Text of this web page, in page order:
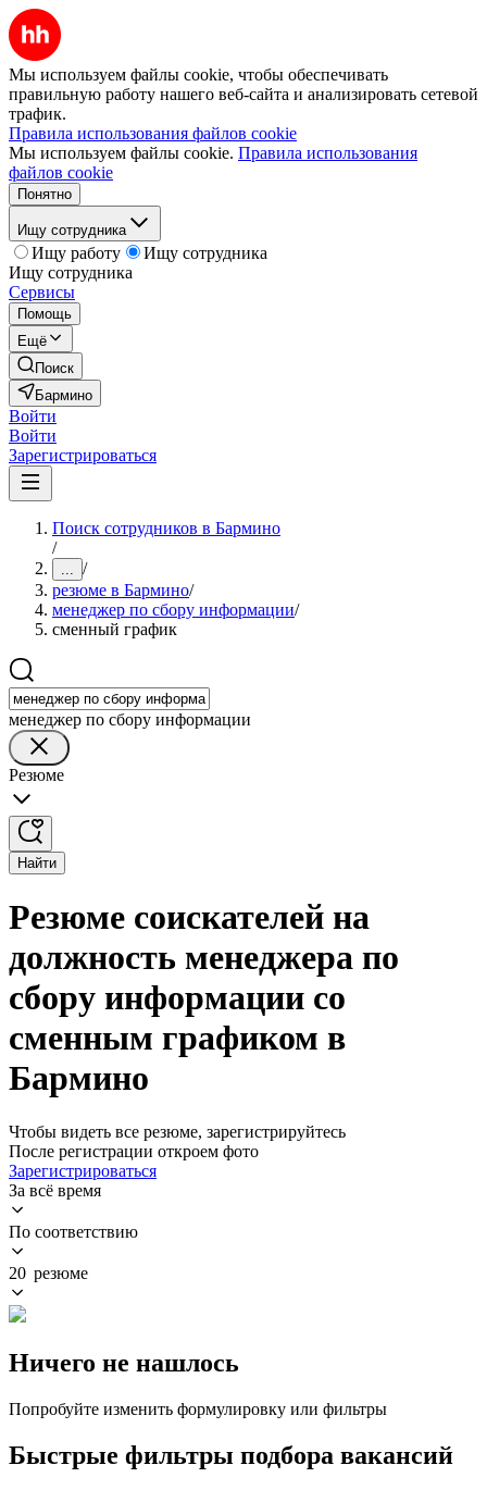
Мы используем файлы cookie, чтобы обеспечивать
правильную работу нашего веб-сайта и анализировать сетевой
трафик.
Правила использования файлов cookie
Мы используем файлы cookie. Правила использования
файлов cookie
Понятно
Ищу сотрудника
Ищу работу
Ищу сотрудника
Ищу сотрудника
Сервисы
Помощь
Ещё
Поиск
Бармино
Войти
Войти
Зарегистрироваться
Поиск сотрудников в Бармино
/
... /
резюме в Бармино/
менеджер по сбору информации/
сменный график
менеджер по сбору информации
Резюме
Найти
Резюме соискателей на
должность менеджера по
сбору информации со
сменным графиком в
Бармино
Чтобы видеть все резюме, зарегистрируйтесь
После регистрации откроем фото
Зарегистрироваться
За всё время
По соответствию
20 резюме
Ничего не нашлось
Попробуйте изменить формулировку или фильтры
Быстрые фильтры подбора вакансий